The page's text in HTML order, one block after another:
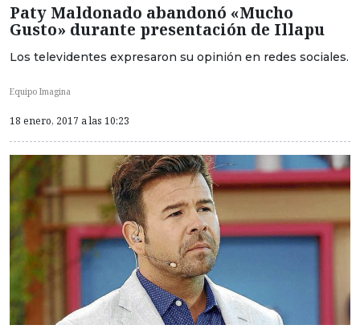
Paty Maldonado abandonó «Mucho
Gusto» durante presentación de Illapu
Los televidentes expresaron su opinión en redes sociales.
Equipo Imagina
18 enero, 2017 a las 10:23